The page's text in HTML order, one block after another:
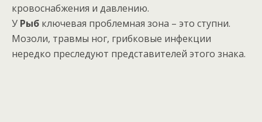
кровоснабжения и давлению.
У Рыб ключевая проблемная зона – это ступни.
Мозоли, травмы ног, грибковые инфекции
нередко преследуют представителей этого знака.